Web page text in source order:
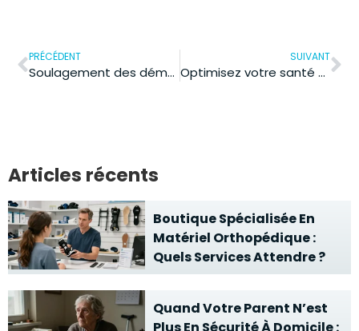
PRÉCÉDENT
Soulagement des démangeaisons : astuces naturelles après piqûre de punaise de lit
SUIVANT
Optimisez votre santé avec Doctolib : le compte, outil indispensable du quotidien
Articles récents
Boutique Spécialisée En
Matériel Orthopédique :
Quels Services Attendre ?
Quand Votre Parent N’est